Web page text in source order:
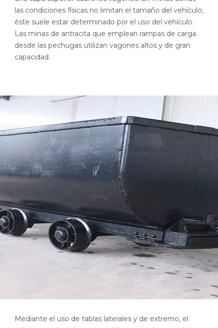
las condiciones físicas no limitan el tamaño del vehículo,
éste suele estar determinado por el uso del vehículo.
Las minas de antracita que emplean rampas de carga
desde las pechugas utilizan vagones altos y de gran
capacidad.
Mediante el uso de tablas laterales y de extremo, el